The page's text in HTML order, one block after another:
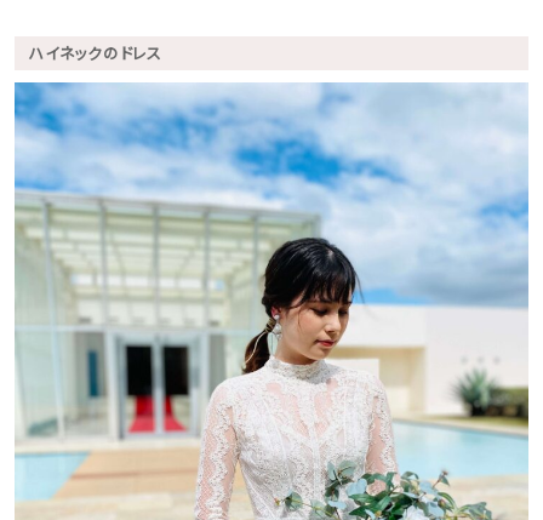
ハイネックのドレス